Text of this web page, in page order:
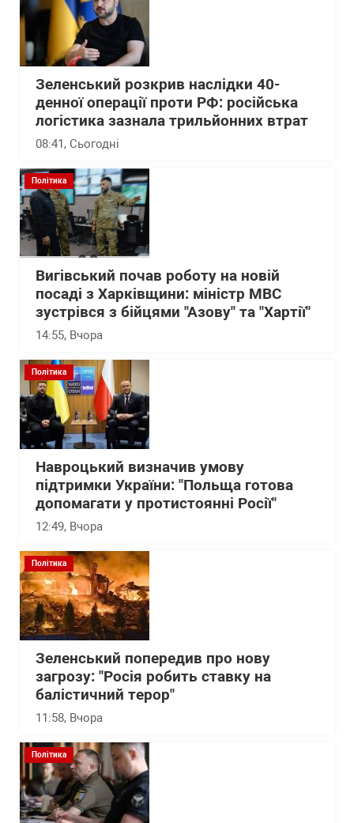
Зеленський розкрив наслідки 40-
денної операції проти РФ: російська
логістика зазнала трильйонних втрат
08:41 , Сьогодні
Політика
Вигівський почав роботу на новій
посаді з Харківщини: міністр МВС
зустрівся з бійцями "Азову" та "Хартії"
14:55, Вчора
Політика
Навроцький визначив умову
підтримки України: "Польща готова
допомагати у протистоянні Росії"
12:49, Вчора
Політика
Зеленський попередив про нову
загрозу: "Росія робить ставку на
балістичний терор"
11:58, Вчора
Політика